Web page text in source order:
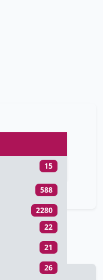
15
2
3
22
21
26
588
2280